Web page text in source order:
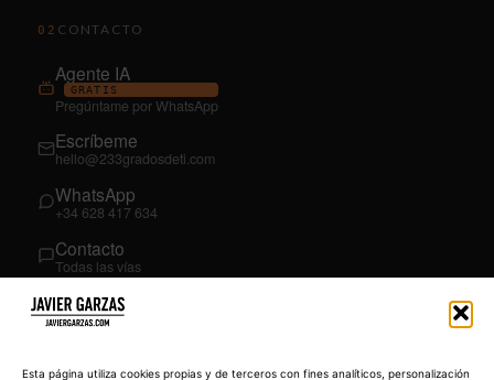
Esta página utiliza cookies propias y de terceros con fines analíticos, personalización
02 CONTACTO
Agente IA
GRATIS
Pregúntame por WhatsApp
Escríbeme
hello@233gradosdeti.com
WhatsApp
+34 628 417 634
Contacto
Todas las vías
03SÍGUEME
YouTube